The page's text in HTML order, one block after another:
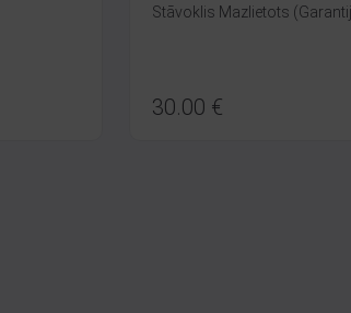
Stāvoklis Mazlietots
30.00 €